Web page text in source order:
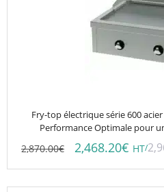
Fry-top électrique série 600
Performance Optimale pour
2,870.00€ 2,468.20€ HT/